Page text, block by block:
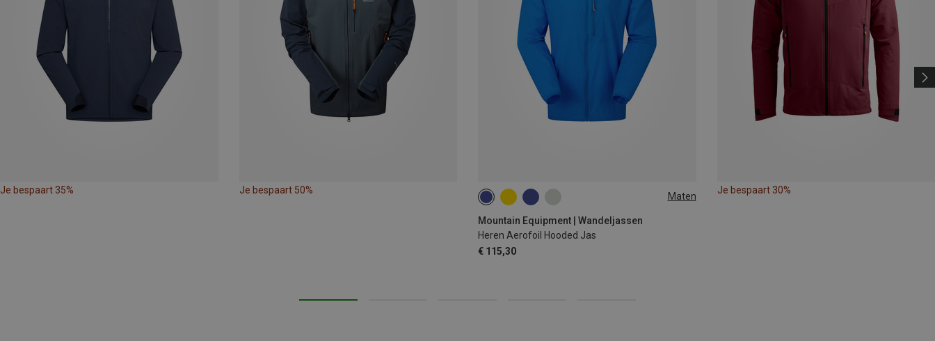
Je bespaart 35% Je bespaart 50%
Maten
Mountain Equipment | Wandeljassen
Heren Aerofoil Hooded Jas
€ 115,30
S M L XL
Je bespaart 30%